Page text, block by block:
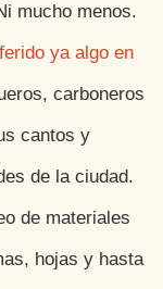
mucho menos.
ya algo en
carboneros
cantos y
de la ciudad.
de materiales
hojas y hasta